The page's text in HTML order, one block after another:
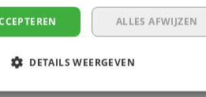
over dit product.
ALLES AFWIJZEN
DETAILS WEERGEVEN